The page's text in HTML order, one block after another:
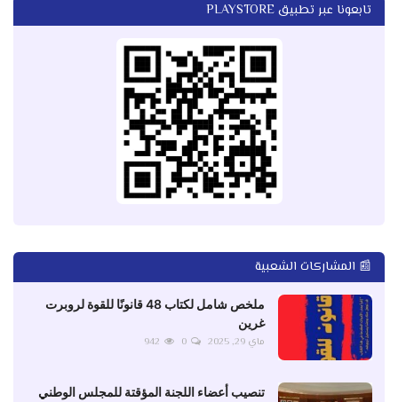
تابعونا عبر تطبيق PLAYSTORE
📰 المشاركات الشعبية
ملخص شامل لكتاب 48 قانونًا للقوة لروبرت
غرين
ماي 29, 2025
0
942
تنصيب أعضاء اللجنة المؤقتة للمجلس الوطني